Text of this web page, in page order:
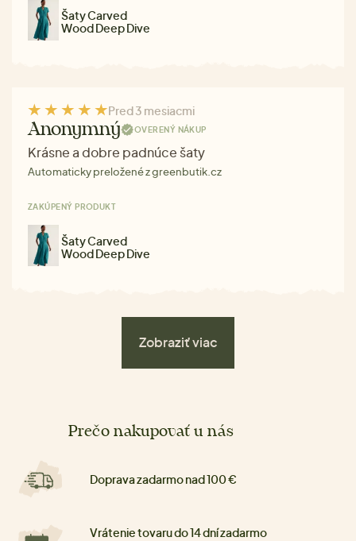
Šaty Carved
Wood Deep Dive
Pred 3 mesiacmi
Anonymný OVERENÝ NÁKUP
Krásne a dobre padnúce šaty
Automaticky preložené z greenbutik.cz
ZAKÚPENÝ PRODUKT
Šaty Carved
Wood Deep Dive
Zobraziť viac
Prečo nakupovať u nás
Doprava zadarmo nad 100 €
Vrátenie tovaru do 14 dní zadarmo